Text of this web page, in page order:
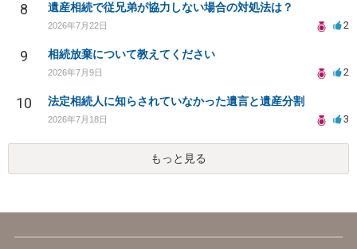
8 遺産相続で従兄弟が協力しない場合の対処法は？
2026年7月22日 2
9 相続放棄について教えてください
2026年7月9日 2
10 法定相続人に知らされていなかった遺言と遺産分割
2026年7月18日 3
もっと見る